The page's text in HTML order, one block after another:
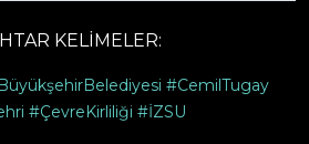
KELİMELER:
#CemilTugay
#ÇevreKirliliği #İZSU